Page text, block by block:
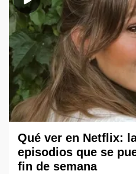
Qué ver en Netflix:
episodios que se
fin de semana